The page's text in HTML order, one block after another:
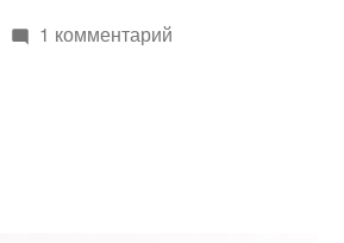
1 комментарий